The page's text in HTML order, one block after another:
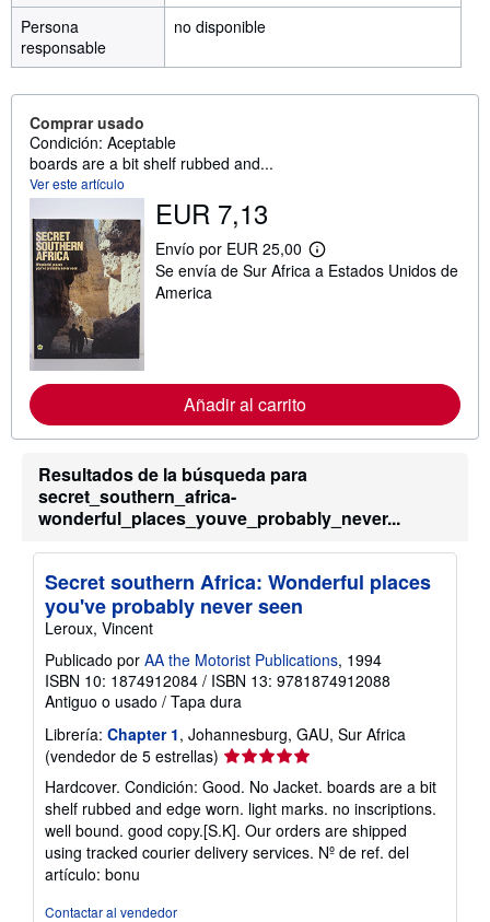
Persona
responsable
no disponible
Comprar usado
Condición: Aceptable
boards are a bit shelf rubbed and...
Ver este artículo
EUR 7,13
Envío por EUR 25,00
M
á
m
i
b
e
a
i
f
d
n
v
í
o
Se envía de Sur Africa a Estados Unidos de
America
Añadir al carrito
Resultados de la búsqueda para
secret_southern_africa-
wonderful_places_youve_probably_never...
Secret southern Africa: Wonderful places
you've probably never seen
Leroux, Vincent
Publicado por AA the Motorist Publications, 1994
ISBN 10: 1874912084 / ISBN 13: 9781874912088
Antiguo o usado / Tapa dura
Librería: Chapter 1, Johannesburg, GAU, Sur Africa
(vendedor de 5 estrellas) Calificación
del
vendedor:
5
de
5
Hardcover. Condición: Good. No Jacket. boards are a bit
shelf rubbed and edge worn. light marks. no inscriptions.
well bound. good copy.[S.K]. Our orders are shipped
using tracked courier delivery services. Nº de ref. del
artículo: bonu
Contactar al vendedor